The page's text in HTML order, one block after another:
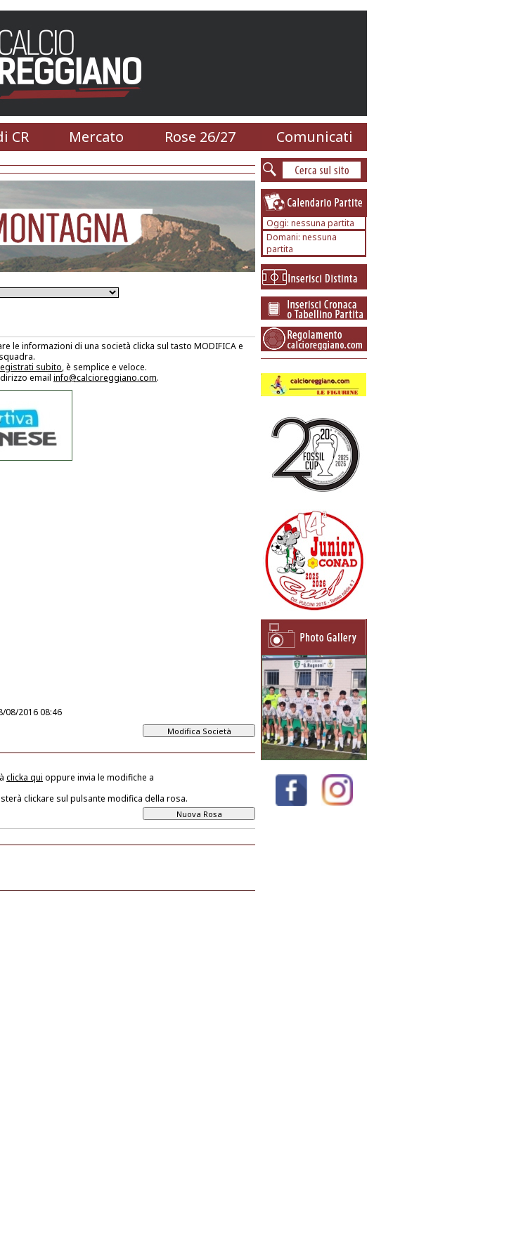
CR Mercato Rose 26/27 Comunicati
le informazioni di una società clicka sul tasto MODIFICA e
subito, è semplice e veloce.
email info@calcioreggiano.com.
08/2016 08:46
clicka qui oppure invia le modifiche a
clickare sul pulsante modifica della rosa.
Oggi: nessuna partita
Domani: nessuna
partita